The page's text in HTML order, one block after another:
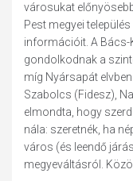
városukat
Pest megyei
információit. A
gondolkodnak a
míg Nyársapát
Szabolcs (Fidesz),
elmondta, hogy
nála: szeretnék, ha
város (és leendő
megyeváltásról.